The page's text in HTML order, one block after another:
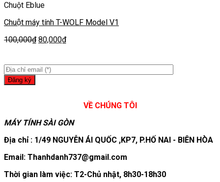
Chuột Eblue
Chuột máy tính T-WOLF Model V1
100,000₫ 80,000₫
VỀ CHÚNG TÔI
MÁY TÍNH SÀI GÒN
Địa chỉ : 1/49 NGUYỄN ÁI QUỐC ,KP7, P.HỐ NAI - BIÊN HÒA
Email: Thanhdanh737@gmail.com
Thời gian làm việc: T2-Chủ nhật, 8h30-18h30